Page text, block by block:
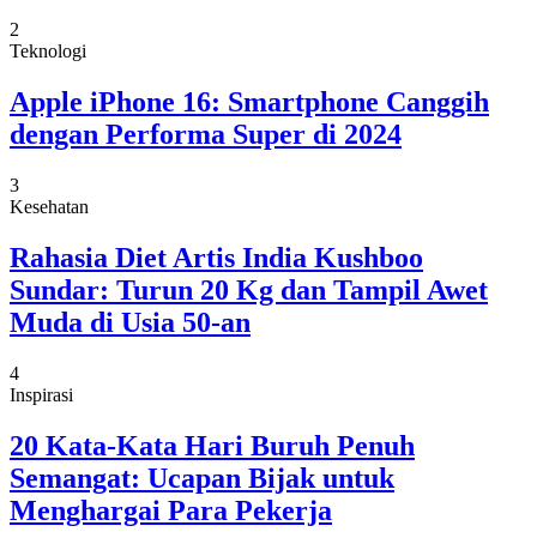
2
Teknologi
Apple iPhone 16: Smartphone Canggih
dengan Performa Super di 2024
3
Kesehatan
Rahasia Diet Artis India Kushboo
Sundar: Turun 20 Kg dan Tampil Awet
Muda di Usia 50-an
4
Inspirasi
20 Kata-Kata Hari Buruh Penuh
Semangat: Ucapan Bijak untuk
Menghargai Para Pekerja